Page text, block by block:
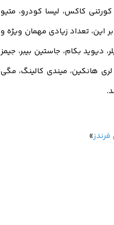
کورتنی کاکس، لیسا کودرو، متیو
این، تعداد زیادی مهمان ویژه و
دیوید بکام، جاستین بیبر، جیمز
لری هانکین، میندی کالینگ، مگی
»